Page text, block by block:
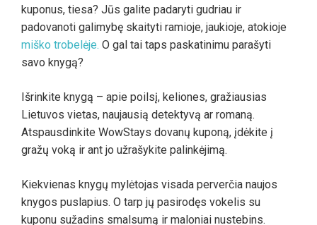
kuponus, tiesa? Jūs galite padaryti gudriau ir
padovanoti galimybę skaityti ramioje, jaukioje, atokioje
miško trobelėje. O gal tai taps paskatinimu parašyti
savo knygą?
Išrinkite knygą – apie poilsį, keliones, gražiausias
Lietuvos vietas, naujausią detektyvą ar romaną.
Atspausdinkite WowStays dovanų kuponą, įdėkite į
gražų voką ir ant jo užrašykite palinkėjimą.
Kiekvienas knygų mylėtojas visada perverčia naujos
knygos puslapius. O tarp jų pasirodęs vokelis su
kuponu sužadins smalsumą ir maloniai nustebins.